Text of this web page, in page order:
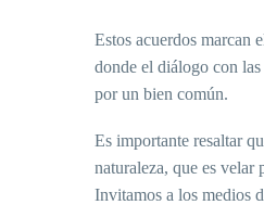
Estos acuerdos marcan
donde el diálogo con
por un bien común.
Es importante resaltar
naturaleza, que es velar
Invitamos a los medios